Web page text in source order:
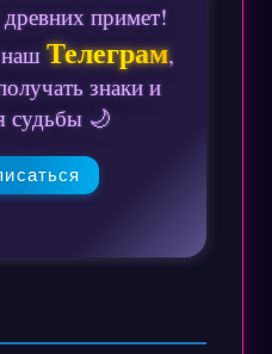
примет!
Телеграм,
знаки и
судьбы 🌙